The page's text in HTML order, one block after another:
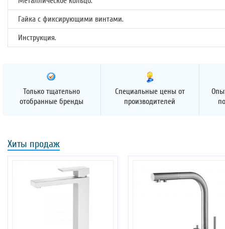
Гайка с фиксирующими винтами.
Инструкция.
Только тщательно
отобранные бренды
Специальные цены от
производителей
Хиты продаж